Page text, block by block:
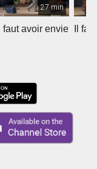
27 min
Il faut avoir envie Il